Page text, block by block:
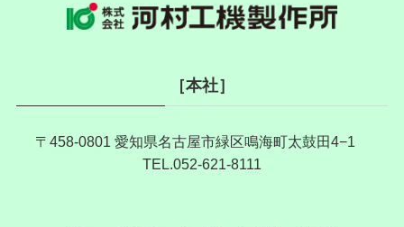
［本社］
〒458-0801 愛知県名古屋市緑区鳴海町太鼓田4−1
TEL.052-621-8111